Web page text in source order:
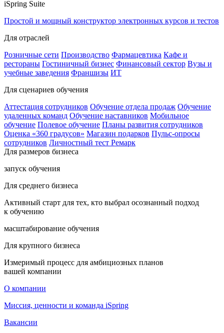
iSpring Suite
Простой и мощный конструктор электронных курсов и тестов
Для отраслей
Розничные сети Производство Фармацевтика Кафе и
рестораны Гостиничный бизнес Финансовый сектор Вузы и
учебные заведения Франшизы ИТ
Для сценариев обучения
Аттестация сотрудников Обучение отдела продаж Обучение
удаленных команд Обучение наставников Мобильное
обучение Полевое обучение Планы развития сотрудников
Оценка «360 градусов» Магазин подарков Пульс-опросы
сотрудников Личностный тест Ремарк
Для размеров бизнеса
запуск обучения
Для среднего бизнеса
Активный старт для тех, кто выбрал осознанный подход
к обучению
масштабирование обучения
Для крупного бизнеса
Измеримый процесс для амбициозных планов
вашей компании
О компании
Миссия, ценности и команда iSpring
Вакансии